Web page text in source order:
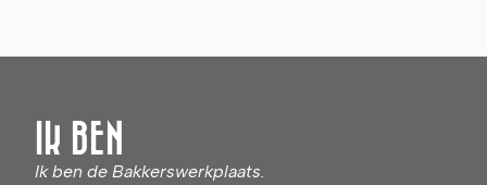
IK BEN
Ik ben de Bakkerswerkplaats.